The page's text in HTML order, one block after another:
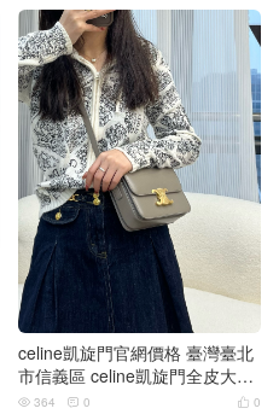
celine凱旋門官網價格 臺灣臺北
市信義區 celine凱旋門全皮大象
灰
 0
 364  0